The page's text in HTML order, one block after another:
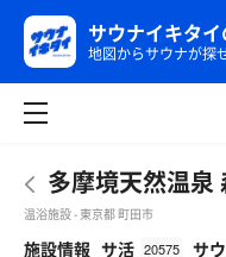
サウナイキタイ
地図からサウナが探
多摩境天然温泉
温浴施設 - 東京都 町田市
施設情報 サ活 20575 サ